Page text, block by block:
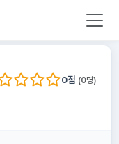
0점 (0명)